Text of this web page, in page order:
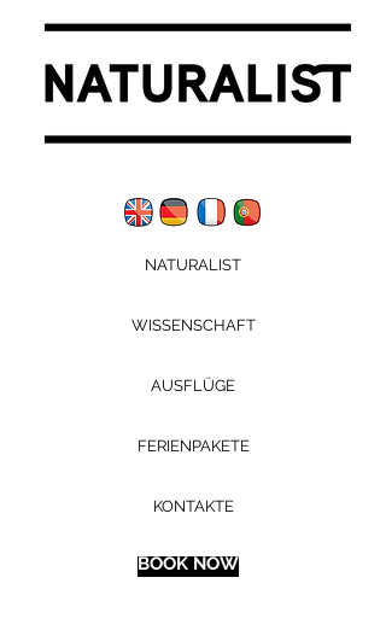
NATURALIST
WISSENSCHAFT
AUSFLÜGE
FERIENPAKETE
KONTAKTE
BOOK NOW